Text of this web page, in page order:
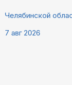
Челябинской
7 авг 2026